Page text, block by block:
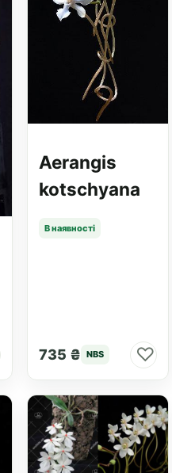
Aerangis
kotschyana
В наявності
735 ₴ NBS ♡